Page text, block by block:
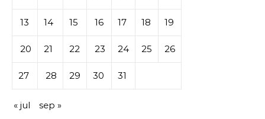
13 14 15 16 17 18 19
20 21 22 23 24 25 26
27 28 29 30 31
« jul sep »